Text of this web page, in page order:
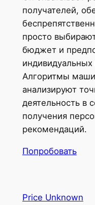
получателей,
просто
бюджет и
Алгоритмы
анализируют
деятельность в
получения
рекомендаций.
Попробовать
Price Unknown